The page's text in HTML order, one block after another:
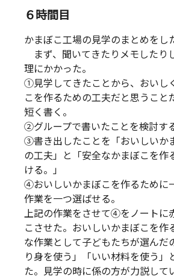
６時間目
かまぼこ工場の見学のまとめをし
まず、聞いてきたりメモしたり
理にかかった。
①見学してきたことから、おいし
こを作るための工夫だと思うこと
短く書く。
②グループで書いたことを検討する
③書き出したことを「おいしいか
の工夫」と「安全なかまぼこを作
ける。」
④おいしいかまぼこを作るために
作業を一つ選ばせる。
上記の作業をさせて④をノートに
こさせた。おいしいかまぼこを作
な作業として子どもたちが選んだ
り身を使う」「いい材料を使う」
た。見学の時に係の方が力説して